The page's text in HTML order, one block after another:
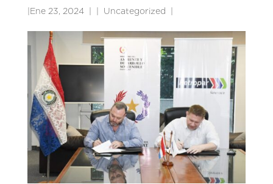
Ene 23, 2024 Uncategorized